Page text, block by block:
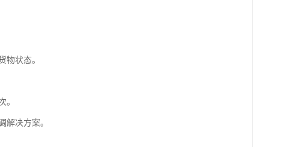
物状态。
。
解决方案。